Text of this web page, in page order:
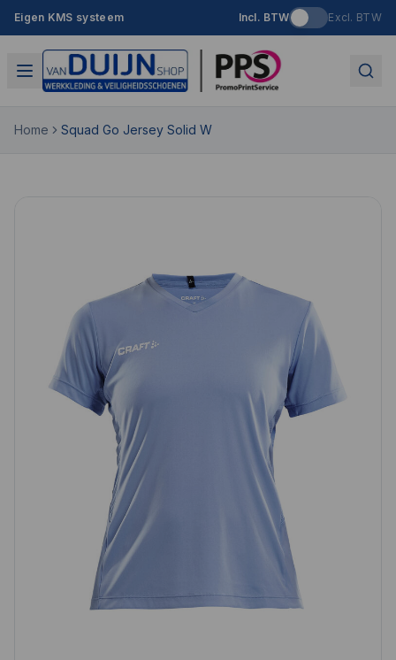
Eigen KMS systeem Incl. BTW Excl. BTW
Home Squad Go Jersey Solid W